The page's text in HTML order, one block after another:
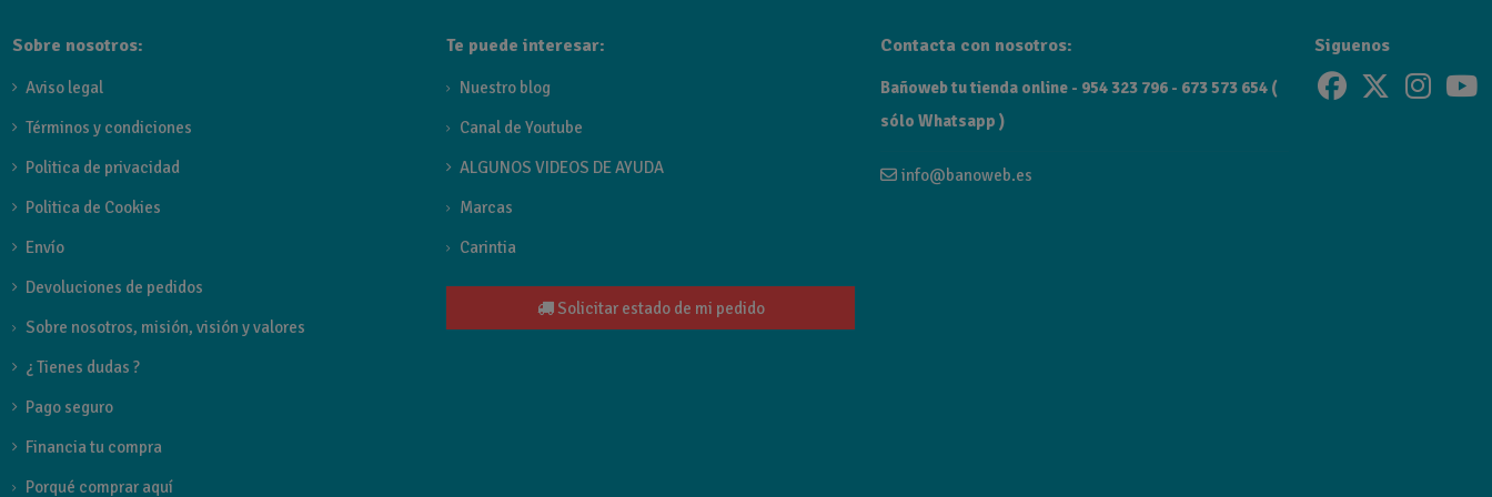
Sobre nosotros:
Aviso legal
Términos y condiciones
Politica de privacidad
Politica de Cookies
Envío
Devoluciones de pedidos
Sobre nosotros, misión, visión y valores
¿ Tienes dudas ?
Pago seguro
Financia tu compra
Porqué comprar aquí
Te puede interesar:
Nuestro blog
Canal de Youtube
ALGUNOS VIDEOS DE AYUDA
Marcas
Carintia
Solicitar estado de mi pedido
Contacta con nosotros:
Bañoweb tu tienda online - 954 323 796 - 673 573 654 (
sólo Whatsapp )
info@banoweb.es
Siguenos